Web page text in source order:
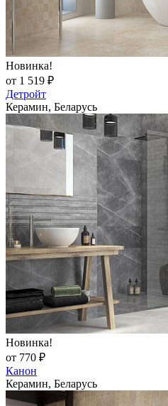
Новинка!
от 1 519 ₽
Детройт
Керамин, Беларусь
Новинка!
от 770 ₽
Канон
Керамин, Беларусь